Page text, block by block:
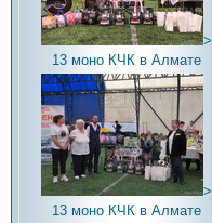
>
13 моно КЧК в Алмате
>
13 моно КЧК в Алмате